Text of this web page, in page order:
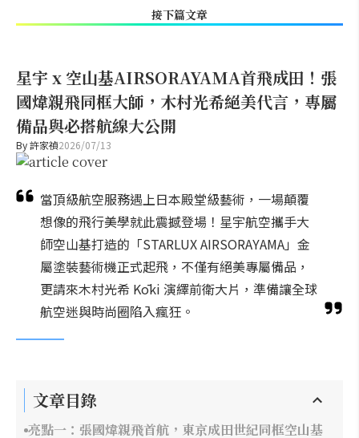
接下篇文章
星宇 x 空山基AIRSORAYAMA首飛成田！張
國煒親飛同框大師，木村光希絕美代言，專屬
備品與必搭航線大公開
By許家禎2026/07/13
當頂級航空服務遇上日本殿堂級藝術，一場顛覆
想像的飛行美學就此震撼登場！星宇航空攜手大
師空山基打造的「STARLUX AIRSORAYAMA」金
屬塗裝藝術機正式起飛，不僅有絕美專屬備品，
更請來木村光希 Kōki 演繹前衛大片，準備讓全球
航空迷與時尚圈陷入瘋狂。
文章目錄
亮點一：張國煒親飛首航，東京成田世紀同框空山基